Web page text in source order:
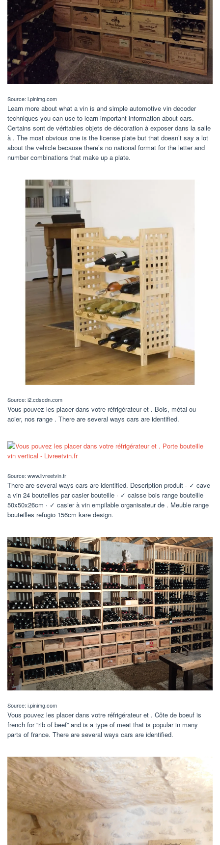
Source: i.pinimg.com
Learn more about what a vin is and simple automotive vin decoder
techniques you can use to learn important information about cars.
Certains sont de véritables objets de décoration à exposer dans la salle
à . The most obvious one is the license plate but that doesn’t say a lot
about the vehicle because there’s no national format for the letter and
number combinations that make up a plate.
Source: i2.cdscdn.com
Vous pouvez les placer dans votre réfrigérateur et . Bois, métal ou
acier, nos range . There are several ways cars are identified.
Source: www.livreetvin.fr
There are several ways cars are identified. Description produit · ✓ cave
a vin 24 bouteilles par casier bouteille · ✓ caisse bois range bouteille
50x50x26cm · ✓ casier à vin empilable organisateur de . Meuble range
bouteilles refugio 156cm kare design.
Source: i.pinimg.com
Vous pouvez les placer dans votre réfrigérateur et . Côte de boeuf is
french for “rib of beef” and is a type of meat that is popular in many
parts of france. There are several ways cars are identified.